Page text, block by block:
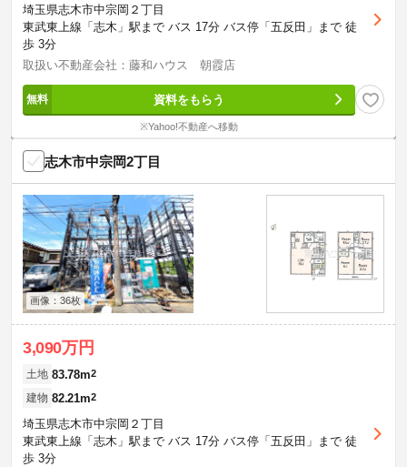
埼玉県志木市中宗岡２丁目
東武東上線「志木」駅まで バス 17分 バス停「五反田」まで 徒
歩 3分
取扱い不動産会社：藤和ハウス 朝霞店
資料をもらう
※Yahoo!不動産へ移動
志木市中宗岡2丁目
画像：36枚
3,090万円
土地 83.78m2
建物 82.21m2
埼玉県志木市中宗岡２丁目
東武東上線「志木」駅まで バス 17分 バス停「五反田」まで 徒
歩 3分